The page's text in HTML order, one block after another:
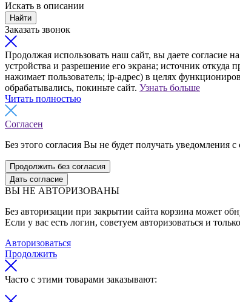
Искать в описании
Найти
Заказать звонок
Продолжая использовать наш сайт, вы даете согласие
устройства и разрешение его экрана; источник
нажимает пользователь; ip-адрес) в целях
обрабатывались, покиньте сайт. Узнать больше
Читать полностью
Согласен
Без этого согласия Вы не будет получать уведомления
Продолжить без согласия
Дать согласие
ВЫ НЕ АВТОРИЗОВАНЫ
Без авторизации при закрытии сайта корзина может
Если у вас есть логин, советуем авторизоваться и
Авторизоваться
Продолжить
Часто с этими товарами заказывают: